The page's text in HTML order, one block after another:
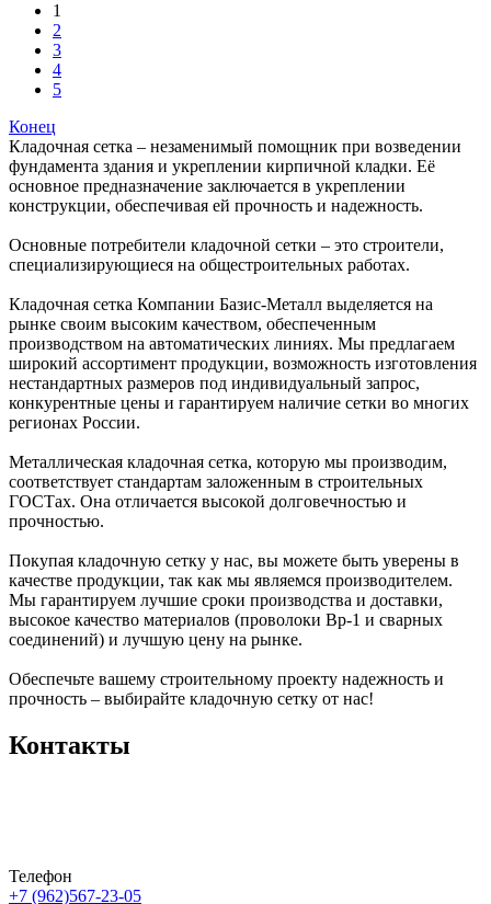
1
2
3
4
5
Конец
Кладочная сетка – незаменимый помощник при возведении
фундамента здания и укреплении кирпичной кладки. Её
основное предназначение заключается в укреплении
конструкции, обеспечивая ей прочность и надежность.
Основные потребители кладочной сетки – это строители,
специализирующиеся на общестроительных работах.
Кладочная сетка Компании Базис-Металл выделяется на
рынке своим высоким качеством, обеспеченным
производством на автоматических линиях. Мы предлагаем
широкий ассортимент продукции, возможность изготовления
нестандартных размеров под индивидуальный запрос,
конкурентные цены и гарантируем наличие сетки во многих
регионах России.
Металлическая кладочная сетка, которую мы производим,
соответствует стандартам заложенным в строительных
ГОСТах. Она отличается высокой долговечностью и
прочностью.
Покупая кладочную сетку у нас, вы можете быть уверены в
качестве продукции, так как мы являемся производителем.
Мы гарантируем лучшие сроки производства и доставки,
высокое качество материалов (проволоки Вр-1 и сварных
соединений) и лучшую цену на рынке.
Обеспечьте вашему строительному проекту надежность и
прочность – выбирайте кладочную сетку от нас!
Контакты
Телефон
+7 (962)567-23-05